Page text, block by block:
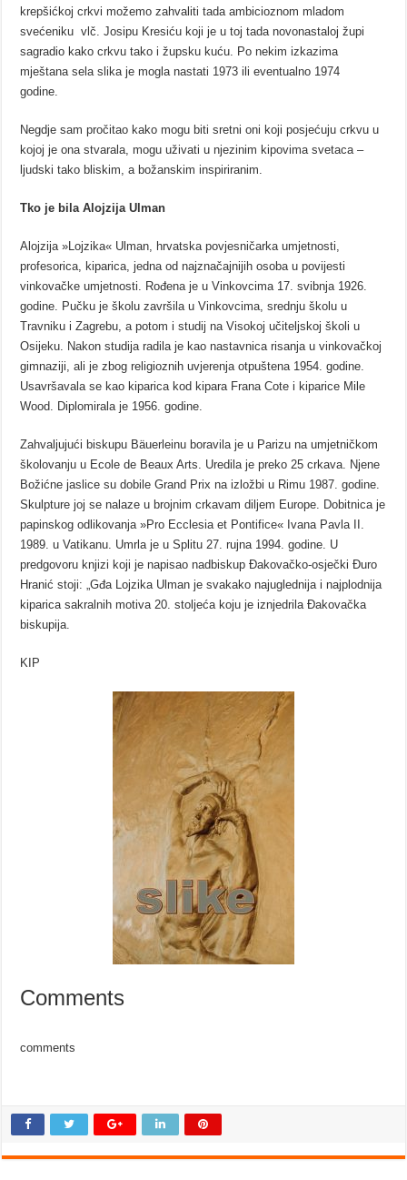
krepšićkoj crkvi možemo zahvaliti tada ambicioznom mladom
svećeniku vlč. Josipu Kresiću koji je u toj tada novonastaloj župi
sagradio kako crkvu tako i župsku kuću. Po nekim izkazima
mještana sela slika je mogla nastati 1973 ili eventualno 1974
godine.
Negdje sam pročitao kako mogu biti sretni oni koji posjećuju crkvu u
kojoj je ona stvarala, mogu uživati u njezinim kipovima svetaca –
ljudski tako bliskim, a božanskim inspiriranim.
Tko je bila Alojzija Ulman
Alojzija »Lojzika« Ulman, hrvatska povjesničarka umjetnosti,
profesorica, kiparica, jedna od najznačajnijih osoba u povijesti
vinkovačke umjetnosti. Rođena je u Vinkovcima 17. svibnja 1926.
godine. Pučku je školu završila u Vinkovcima, srednju školu u
Travniku i Zagrebu, a potom i studij na Visokoj učiteljskoj školi u
Osijeku. Nakon studija radila je kao nastavnica risanja u vinkovačkoj
gimnaziji, ali je zbog religioznih uvjerenja otpuštena 1954. godine.
Usavršavala se kao kiparica kod kipara Frana Cote i kiparice Mile
Wood. Diplomirala je 1956. godine.
Zahvaljujući biskupu Bäuerleinu boravila je u Parizu na umjetničkom
školovanju u Ecole de Beaux Arts. Uredila je preko 25 crkava. Njene
Božićne jaslice su dobile Grand Prix na izložbi u Rimu 1987. godine.
Skulpture joj se nalaze u brojnim crkavam diljem Europe. Dobitnica je
papinskog odlikovanja »Pro Ecclesia et Pontifice« Ivana Pavla II.
1989. u Vatikanu. Umrla je u Splitu 27. rujna 1994. godine. U
predgovoru knjizi koji je napisao nadbiskup Đakovačko-osječki Đuro
Hranić stoji: „Gđa Lojzika Ulman je svakako najuglednija i najplodnija
kiparica sakralnih motiva 20. stoljeća koju je iznjedrila Đakovačka
biskupija.
KIP
Comments
comments